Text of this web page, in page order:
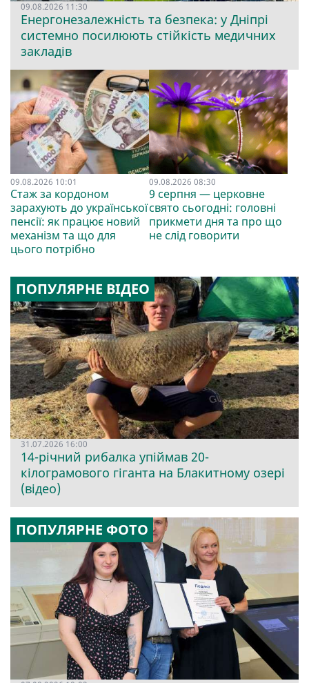
09.08.2026 11:30
Енергонезалежність та безпека: у Дніпрі
системно посилюють стійкість медичних
закладів
09.08.2026 10:01
Стаж за кордоном
зарахують до української
пенсії: як працює новий
механізм та що для
цього потрібно
09.08.2026 08:30
9 серпня — церковне
свято сьогодні: головні
прикмети дня та про що
не слід говорити
ПОПУЛЯРНЕ ВІДЕО
31.07.2026 16:00
14-річний рибалка упіймав 20-
кілограмового гіганта на Блакитному озері
(відео)
ПОПУЛЯРНЕ ФОТО